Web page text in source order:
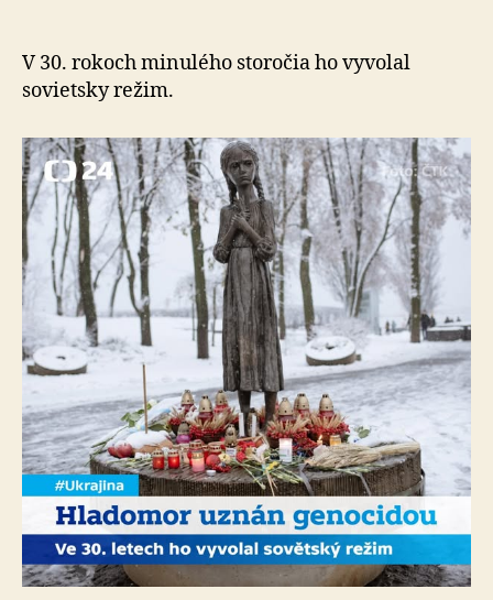
V 30. rokoch minulého storočia ho vyvolal
sovietsky režim.